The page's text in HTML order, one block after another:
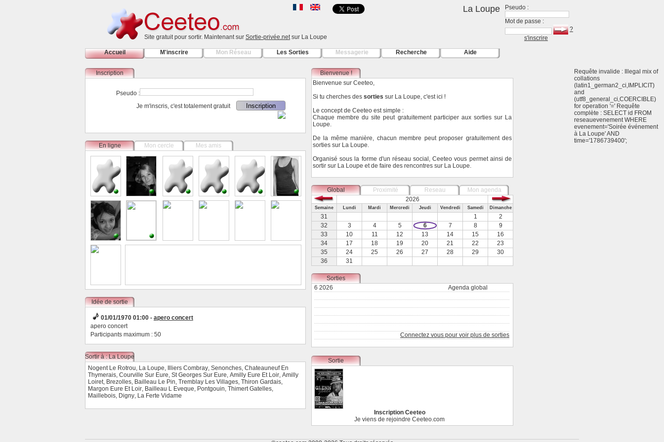
Site gratuit pour sortir. Maintenant sur Sortie-privée.netsur La Loupe
La Loupe
Pseudo :
Mot de passe :
?
s'inscrire
Accueil M'inscrire Mon Réseau Les Sorties Messagerie Recherche Aide
Inscription
Pseudo :
Je m'inscris, c'est totalement gratuit
En ligne Mon cercle Mes amis
Idée de sortie
01/01/1970 01:00 - apero concert
apero concert
Participants maximum : 50
Sortir à : La Loupe
Nogent Le Rotrou, La Loupe, Illiers Combray, Senonches, Chateauneuf En
Thymerais, Courville Sur Eure, St Georges Sur Eure, Amilly Eure Et Loir, Amilly
Loiret, Brezolles, Bailleau Le Pin, Tremblay Les Villages, Thiron Gardais,
Margon Eure Et Loir, Bailleau L Eveque, Pontgouin, Thimert Gatelles,
Maillebois, Digny, La Ferte Vidame
Bienvenue !
Bienvenue sur Ceeteo,
Si tu cherches des sorties sur La Loupe, c'est ici !
Le concept de Ceeteo est simple :
Chaque membre du site peut gratuitement participer aux sorties sur La
Loupe.
De la même manière, chacun membre peut proposer gratuitement des
sorties sur La Loupe.
Organisé sous la forme d'un réseau social, Ceeteo vous permet ainsi de
sortir sur La Loupe et de faire des rencontres sur La Loupe.
Global Proximité Reseau
Mon agenda
2026
Semaine Lundi Mardi Mercredi Jeudi Vendredi Samedi Dimanche
31 1
2
32
3 4 5 6 7 8
9
33
10 11 12 13 14 15
16
34
17 18 19 20 21 22
23
35
24 25 26 27 28 29
30
36
31
Sorties
6 2026
Agenda global
Connectez vous pour voir plus de sorties
Sortie
Inscription Ceeteo
Je viens de rejoindre Ceeteo.com
Requête invalide : Illegal mix of
collations
(latin1_german2_ci,IMPLICIT)
and
(utf8_general_ci,COERCIBLE)
for operation '=' Requête
complète : SELECT id FROM
reseauevenement WHERE
evenement='Soirée événement
à La Loupe' AND
time='1786739400';